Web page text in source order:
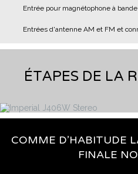
Entrée pour magnétophone à bande
Entrées d'antenne AM et FM et
ÉTAPES DE LA
COMME D’HABITUDE
FINALE